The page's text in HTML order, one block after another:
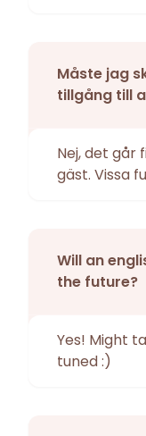
Måste jag
tillgång till
Nej, det går
gäst. Vissa
Will an
the future?
Yes! Might
tuned :)